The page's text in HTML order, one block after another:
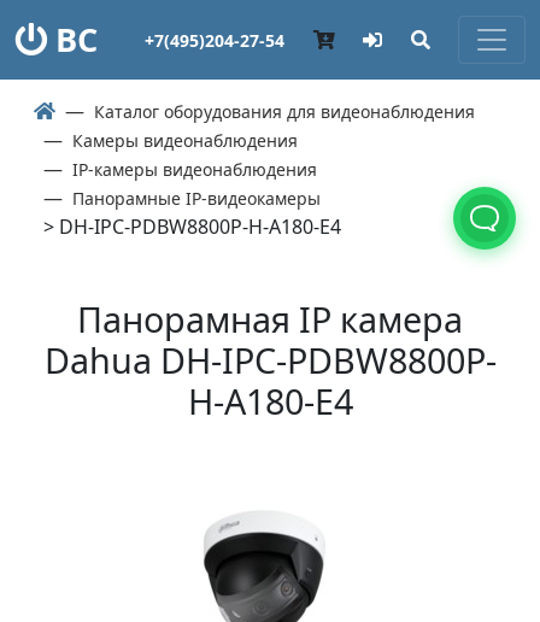
ВС +7(495)204-27-54
Каталог оборудования для видеонаблюдения
Камеры видеонаблюдения
IP-камеры видеонаблюдения
Панорамные IP-видеокамеры
> DH-IPC-PDBW8800P-H-A180-E4
Панорамная IP камера
Dahua DH-IPC-PDBW8800P-
H-A180-E4